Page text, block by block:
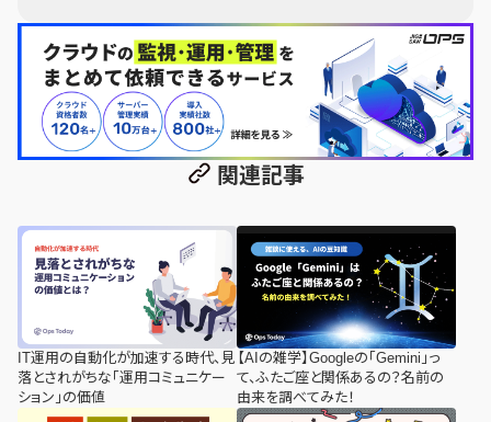
関連記事
IT運用の自動化が加速する時代、見
落とされがちな「運用コミュニケー
ション」の価値
【AIの雑学】Googleの「Gemini」っ
て、ふたご座と関係あるの？名前の
由来を調べてみた！